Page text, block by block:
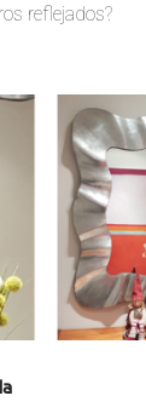
reflejados?